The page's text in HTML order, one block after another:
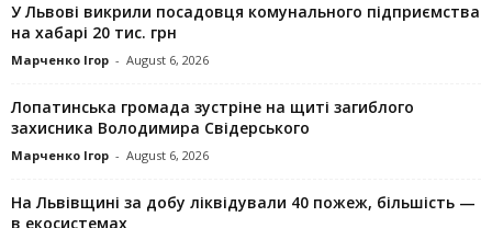
У Львові викрили посадовця комунального підприємства
на хабарі 20 тис. грн
Марченко Ігор - August 6, 2026
Лопатинська громада зустріне на щиті загиблого
захисника Володимира Свідерського
Марченко Ігор - August 6, 2026
На Львівщині за добу ліквідували 40 пожеж, більшість —
в екосистемах